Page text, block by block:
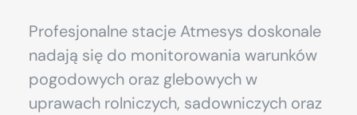
Profesjonalne stacje Atmesys doskonale
nadają się do monitorowania warunków
pogodowych oraz glebowych w
uprawach rolniczych, sadowniczych oraz